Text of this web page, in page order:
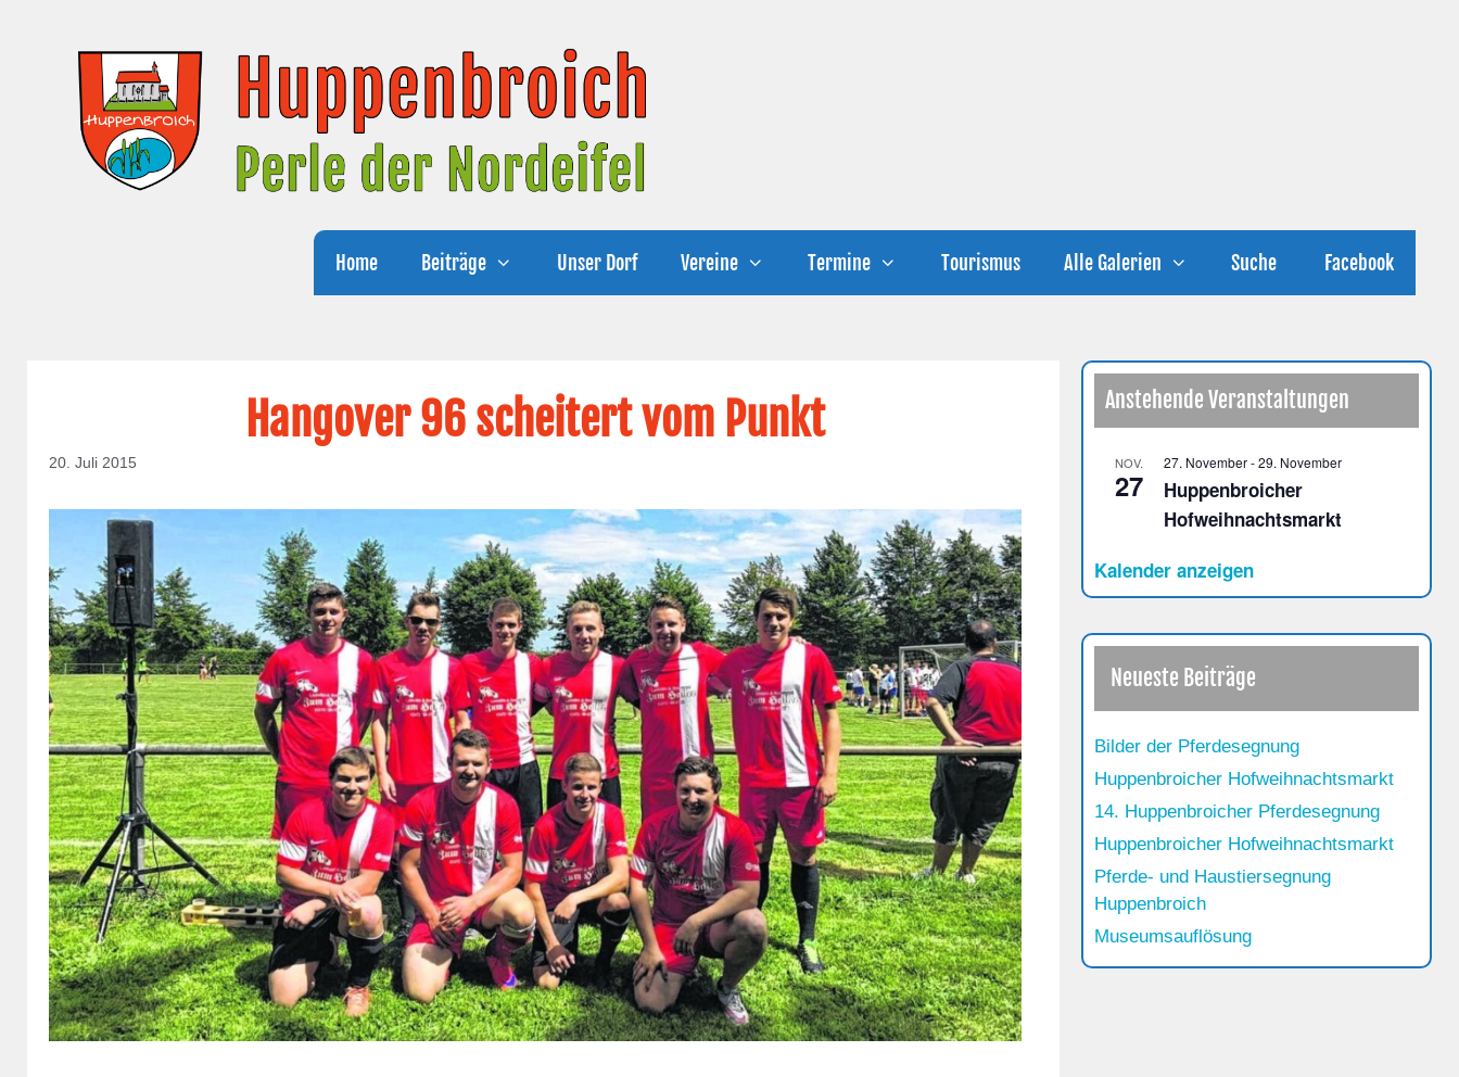
Home Beiträge Unser Dorf Vereine Termine Tourismus Alle Galerien Suche Facebook
Hangover 96 scheitert vom Punkt
20. Juli 2015
Anstehende Veranstaltungen
NOV.
27
27. November-29. November
Huppenbroicher
Hofweihnachtsmarkt
Kalender anzeigen
Neueste Beiträge
Bilder der Pferdesegnung
Huppenbroicher Hofweihnachtsmarkt
14. Huppenbroicher Pferdesegnung
Huppenbroicher Hofweihnachtsmarkt
Pferde- und Haustiersegnung
Huppenbroich
Museumsauflösung